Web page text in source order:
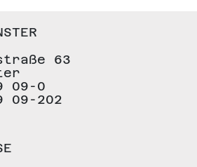
63
09-0
09-202